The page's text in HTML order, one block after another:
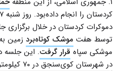
دموکرات کردستان در خلال
توسط هفت موشک کوتاه‌برد
موشکی سپاه قرار گرفت. این جلسه
در شهرستان کوی‌سنجق در ۷۰ کیلومتری شرق اربیل، برگزار شده‌بود.